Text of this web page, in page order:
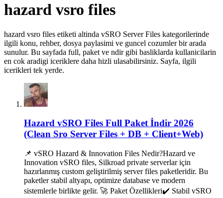
hazard vsro files
hazard vsro files etiketi altinda vSRO Server Files kategorilerinde
ilgili konu, rehber, dosya paylasimi ve guncel cozumler bir arada
sunulur. Bu sayfada full, paket ve ndir gibi basliklarda kullanicilarin
en cok aradigi iceriklere daha hizli ulasabilirsiniz. Sayfa, ilgili
icerikleri tek yerde.
Hazard vSRO Files Full Paket İndir 2026
(Clean Sro Server Files + DB + Client+Web)
📌 vSRO Hazard & Innovation Files Nedir?Hazard ve
Innovation vSRO files, Silkroad private serverlar için
hazırlanmış custom geliştirilmiş server files paketleridir. Bu
paketler stabil altyapı, optimize database ve modern
sistemlerle birlikte gelir. 🚀 Paket Özellikleri✔️ Stabil vSRO